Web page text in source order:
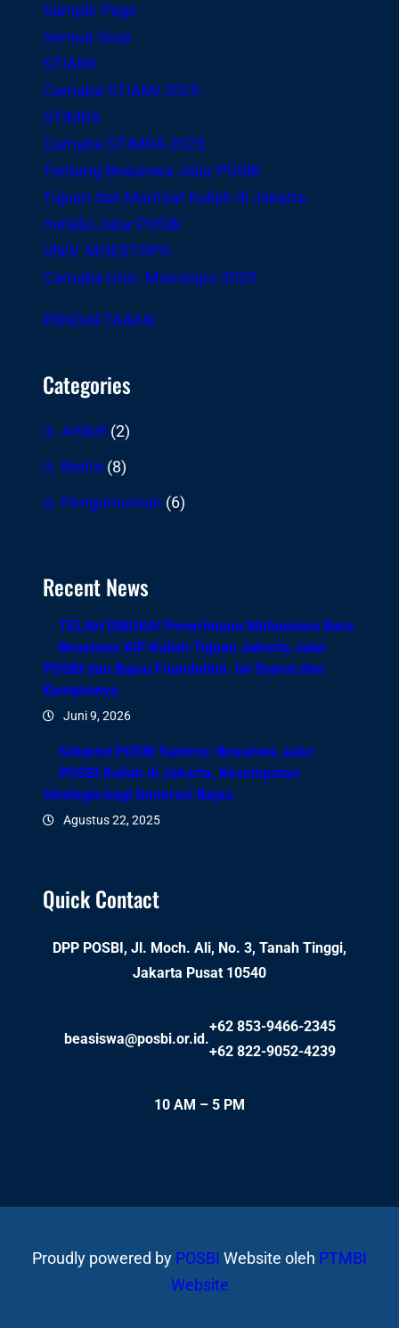
Sample Page
Semua Grup
STIAMI
Camaba STIAMI 2025
STIMRA
Camaba STIMRA 2025
Tentang Beasiswa Jalur POSBI
Tujuan dan Manfaat Kuliah di Jakarta
melalui Jalur POSBI
UNIV. MOESTOPO
Camaba Univ. Moestopo 2025
PENDAFTARAN
Categories
Artikel (2)
Berita (8)
Pengumuman (6)
Recent News
TELAH DIBUKA! Penerimaan Mahasiswa Baru
Beasiswa KIP Kuliah Tujuan Jakarta Jalur
POSBI dan Bajau Foundation. Ini Syarat dan
Kampusnya
Juni 9, 2026
Sekjend POSBI Sunirco: Beasiswa Jalur
POSBI Kuliah di Jakarta, Kesempatan
Strategis bagi Generasi Bajau
Agustus 22, 2025
Quick Contact
DPP POSBI, Jl. Moch. Ali, No. 3, Tanah Tinggi,
Jakarta Pusat 10540
beasiswa@posbi.or.id.
+62 853-9466-2345
+62 822-9052-4239
10 AM – 5 PM
Proudly powered by POSBI Website oleh PTMBI
Website